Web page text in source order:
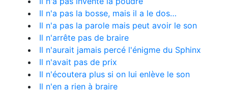
Il n'a pas la bosse, mais il a le dos…
Il n'a pas la parole mais peut avoir le son
Il n'arrête pas de braire
Il n'aurait jamais percé l'énigme du Sphinx
Il n'avait pas de prix
Il n'écoutera plus si on lui enlève le son
Il n'en a rien à braire